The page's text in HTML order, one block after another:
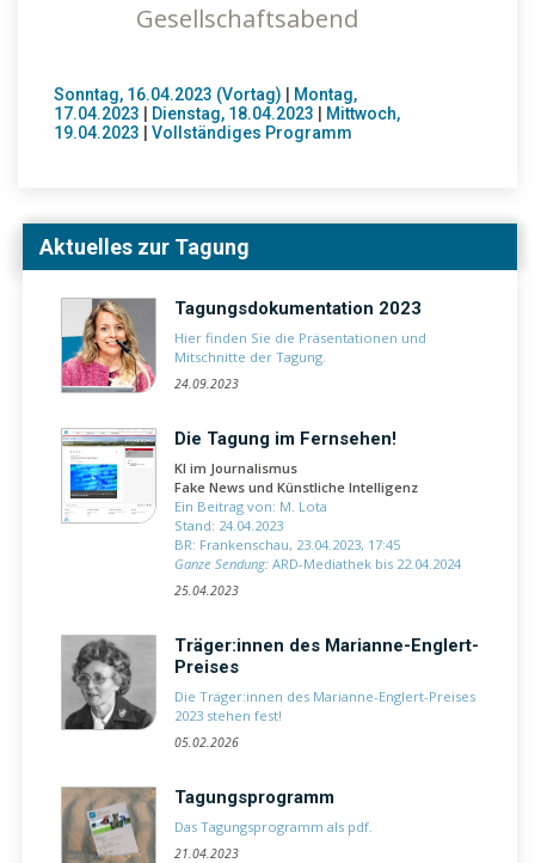
Gesellschaftsabend
Sonntag, 16.04.2023 (Vortag) | Montag,
17.04.2023 | Dienstag, 18.04.2023 | Mittwoch,
19.04.2023 | Vollständiges Programm
Aktuelles zur Tagung
Tagungsdokumentation 2023
Hier finden Sie die Präsentationen und
Mitschnitte der Tagung.
24.09.2023
Die Tagung im Fernsehen!
KI im Journalismus
Fake News und Künstliche Intelligenz
Ein Beitrag von: M. Lota
Stand: 24.04.2023
BR: Frankenschau, 23.04.2023, 17:45
Ganze Sendung: ARD-Mediathek bis 22.04.2024
25.04.2023
Träger:innen des Marianne-Englert-
Preises
Die Träger:innen des Marianne-Englert-Preises
2023 stehen fest!
05.02.2026
Tagungsprogramm
Das Tagungsprogramm als pdf
21.04.2023